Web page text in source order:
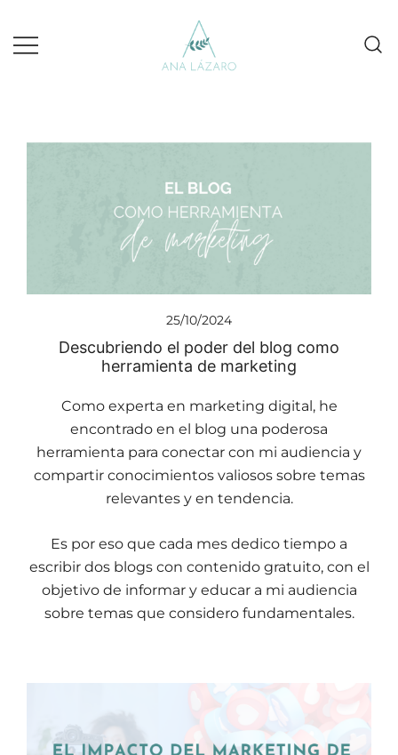
25/10/2024
Descubriendo el poder del blog como
herramienta de marketing
Como experta en marketing digital, he
encontrado en el blog una poderosa
herramienta para conectar con mi audiencia y
compartir conocimientos valiosos sobre temas
relevantes y en tendencia.
Es por eso que cada mes dedico tiempo a
escribir dos blogs con contenido gratuito, con el
objetivo de informar y educar a mi audiencia
sobre temas que considero fundamentales.